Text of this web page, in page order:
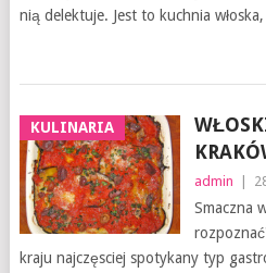
nią delektuje. Jest to kuchnia
KULINARIA
admin
Smaczna
kraju najczęsciej spotykany typ